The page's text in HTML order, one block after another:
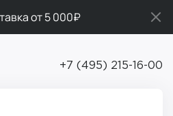
от 5 000₽
+7 (495) 215-16-00